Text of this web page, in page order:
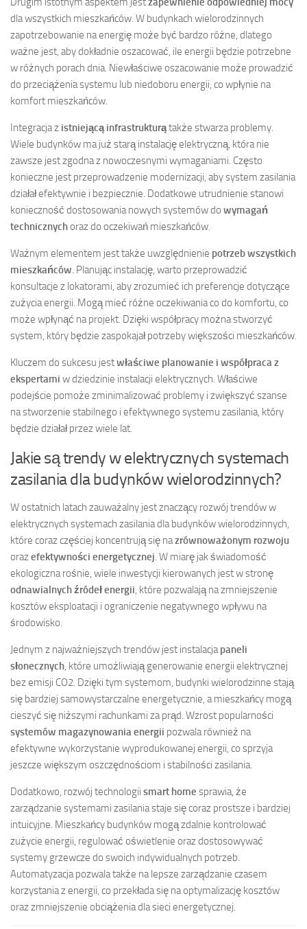
dla wszystkich mieszkańców. W budynkach wielorodzinnych
zapotrzebowanie na energię może być bardzo różne, dlatego
ważne jest, aby dokładnie oszacować, ile energii będzie potrzebne
w różnych porach dnia. Niewłaściwe oszacowanie może prowadzić
do przeciążenia systemu lub niedoboru energii, co wpłynie na
komfort mieszkańców.
Integracja z istniejącą infrastrukturątakże stwarza problemy.
Wiele budynków ma już starą instalację elektryczną, która nie
zawsze jest zgodna z nowoczesnymi wymaganiami. Często
konieczne jest przeprowadzenie modernizacji, aby system zasilania
działał efektywnie i bezpiecznie. Dodatkowe utrudnienie stanowi
konieczność dostosowania nowych systemów do wymagań
technicznychoraz do oczekiwań mieszkańców.
Ważnym elementem jest także uwzględnienie potrzeb wszystkich
mieszkańców. Planując instalację, warto przeprowadzić
konsultacje z lokatorami, aby zrozumieć ich preferencje dotyczące
zużycia energii. Mogą mieć różne oczekiwania co do komfortu, co
może wpłynąć na projekt. Dzięki współpracy można stworzyć
system, który będzie zaspokajał potrzeby większości mieszkańców.
Kluczem do sukcesu jestwłaściwe planowanie i współpraca z
ekspertami w dziedzinie instalacji elektrycznych. Właściwe
podejście pomoże zminimalizować problemy i zwiększyć szanse
na stworzenie stabilnego i efektywnego systemu zasilania, który
będzie działał przez wiele lat.
Jakie są trendy w elektrycznych systemach
zasilania dla budynków wielorodzinnych?
W ostatnich latach zauważalny jest znaczący rozwój trendów w
elektrycznych systemach zasilania dla budynków wielorodzinnych,
które coraz częściej koncentrują się nazrównoważonym rozwoju
orazefektywności energetycznej. W miarę jak świadomość
ekologiczna rośnie, wiele inwestycji kierowanych jest w stronę
odnawialnych źródeł energii, które pozwalają na zmniejszenie
kosztów eksploatacji i ograniczenie negatywnego wpływu na
środowisko.
Jednym z najważniejszych trendów jest instalacjapaneli
słonecznych, które umożliwiają generowanie energii elektrycznej
bez emisji CO2. Dzięki tym systemom, budynki wielorodzinne stają
się bardziej samowystarczalne energetycznie, a mieszkańcy mogą
cieszyć się niższymi rachunkami za prąd. Wzrost popularności
systemów magazynowania energii pozwala również na
efektywne wykorzystanie wyprodukowanej energii, co sprzyja
jeszcze większym oszczędnościom i stabilności zasilania.
Dodatkowo, rozwój technologii smart home sprawia, że
zarządzanie systemami zasilania staje się coraz prostsze i bardziej
intuicyjne. Mieszkańcy budynków mogą zdalnie kontrolować
zużycie energii, regulować oświetlenie oraz dostosowywać
systemy grzewcze do swoich indywidualnych potrzeb.
Automatyzacja pozwala także na lepsze zarządzanie czasem
korzystania z energii, co przekłada się na optymalizację kosztów
oraz zmniejszenie obciążenia dla sieci energetycznej.